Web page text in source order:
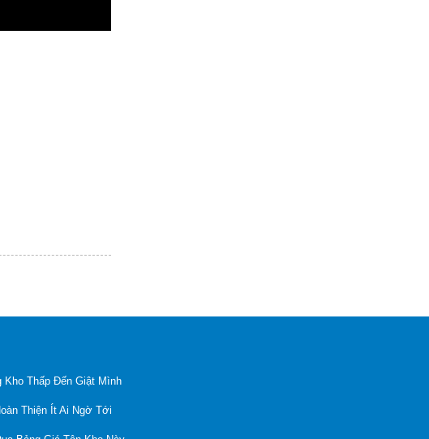
Kho Thấp Đến Giật Mình
Thiện Ít Ai Ngờ Tới